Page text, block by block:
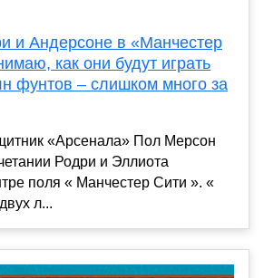
и Андерсоне в «Манчестер
как они будут играть
фунтов – слишком много за
«Арсенала» Пол Мерсон
Родри и Эллиота
поля « Манчестер Сити ». «
л...